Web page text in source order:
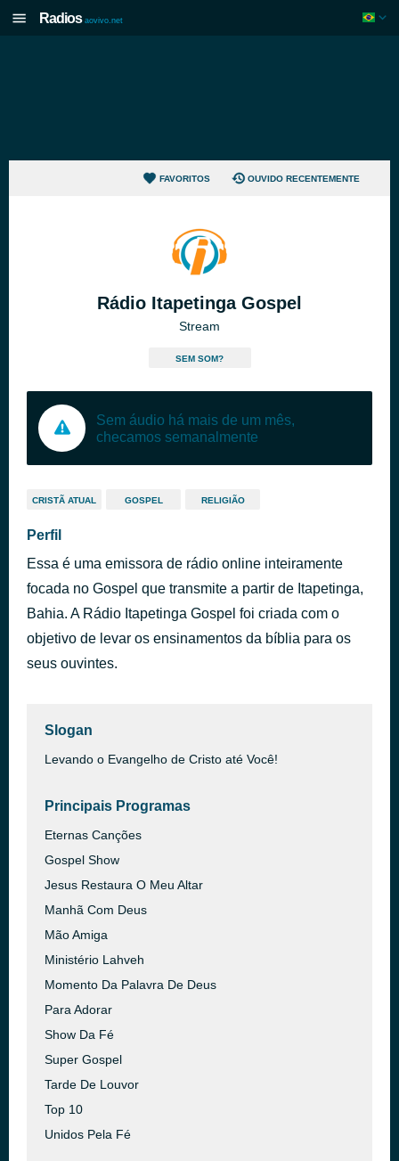
Radios aovivo.net
FAVORITOS OUVIDO RECENTEMENTE
Rádio Itapetinga Gospel
Stream
SEM SOM?
Sem áudio há mais de um mês,
checamos semanalmente
CRISTÃ ATUAL GOSPEL RELIGIÃO
Perfil
Essa é uma emissora de rádio online inteiramente
focada no Gospel que transmite a partir de Itapetinga,
Bahia. A Rádio Itapetinga Gospel foi criada com o
objetivo de levar os ensinamentos da bíblia para os
seus ouvintes.
Slogan
Levando o Evangelho de Cristo até Você!
Principais Programas
Eternas Canções
Gospel Show
Jesus Restaura O Meu Altar
Manhã Com Deus
Mão Amiga
Ministério Lahveh
Momento Da Palavra De Deus
Para Adorar
Show Da Fé
Super Gospel
Tarde De Louvor
Top 10
Unidos Pela Fé